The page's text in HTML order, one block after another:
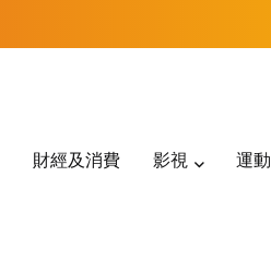
財經及消費 影視 運動